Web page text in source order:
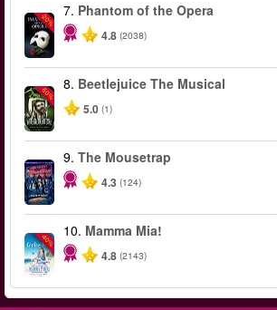
-20%
7. Phantom of the Opera
4.8 (2038)
-50%
8. Beetlejuice The Musical
5.0 (1)
9. The Mousetrap
4.3 (124)
-40%
10. Mamma Mia!
4.8 (2143)